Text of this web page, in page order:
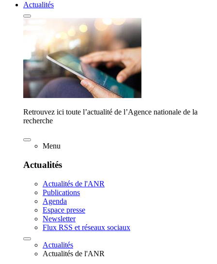
Actualités
Retrouvez ici toute l’actualité de l’Agence nationale de la
recherche
Menu
Actualités
Actualités de l'ANR
Publications
Agenda
Espace presse
Newsletter
Flux RSS et réseaux sociaux
Actualités
Actualités de l'ANR